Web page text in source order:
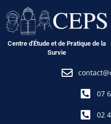
au
contenu
Centre d'Étude et de Pratique de la
Survie
07
02